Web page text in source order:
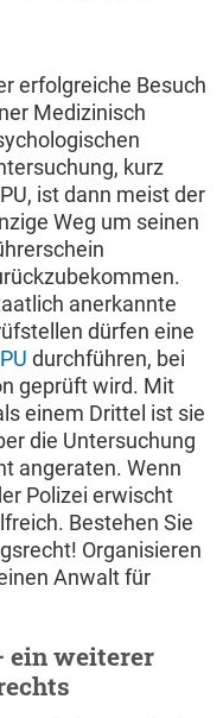
erfolgreiche Besuch
Medizinisch
kurz
ist dann meist der
Weg um seinen
anerkannte
dürfen eine
durchführen, bei
geprüft wird. Mit
einem Drittel ist sie
die Untersuchung
angeraten. Wenn
Polizei erwischt
Bestehen Sie
Organisieren
Anwalt für
ein weiterer